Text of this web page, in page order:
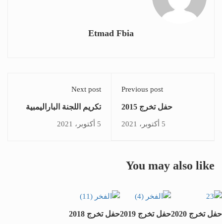
Etmad Fbia
Previous post
حفل تخرج 2015
5 أكتوبر، 2021
Next post
تكريم اللجنة الباراليمبية
2016
5 أكتوبر، 2021
You may also like
حفل تخرج 2020 حفل تخرج 2019 حفل تخرج 2018